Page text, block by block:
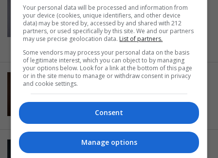
Status Update: Βίκυ Αδάμου,
ηθοποιός- σκηνοθέτις-
περφόμερ
ΠΡΟΣΩΠΑ
ηθοποιός – συγγραφέας
04.02.2018
ΠΡΟΣΩΠΑ
Your personal data will be processed and information from
your device (cookies, unique identifiers, and other device
data) may be stored by, accessed by and shared with 212
partners, or used specifically by this site. We and our partners
may use precise geolocation data. List of partners.
Some vendors may process your personal data on the basis
of legitimate interest, which you can object to by managing
your options below. Look for a link at the bottom of this page
or in the site menu to manage or withdraw consent in privacy
and cookie settings.
Consent
Manage options